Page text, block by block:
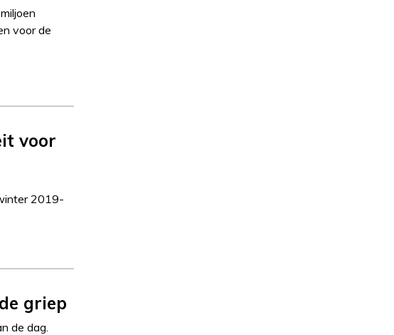
voor de
voor
2019-
griep
de dag.